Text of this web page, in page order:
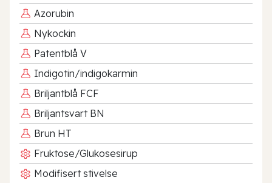
Azorubin
Nykockin
Patentblå V
Indigotin/indigokarmin
Briljantblå FCF
Briljantsvart BN
Brun HT
Fruktose/Glukosesirup
Modifisert stivelse